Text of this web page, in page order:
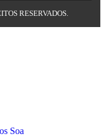
RESERVADOS.
Soa